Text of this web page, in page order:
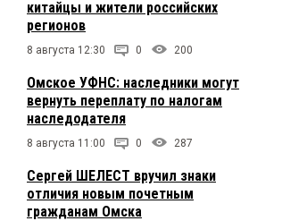
китайцы и жители российских
регионов
8 августа 12:30 0 200
Омское УФНС: наследники могут
вернуть переплату по налогам
наследодателя
8 августа 11:00 0 287
Сергей ШЕЛЕСТ вручил знаки
отличия новым почетным
гражданам Омска